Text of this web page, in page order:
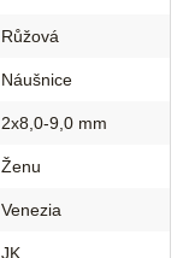
Růžová
Náušnice
2x8,0-9,0 mm
Ženu
Venezia
JK